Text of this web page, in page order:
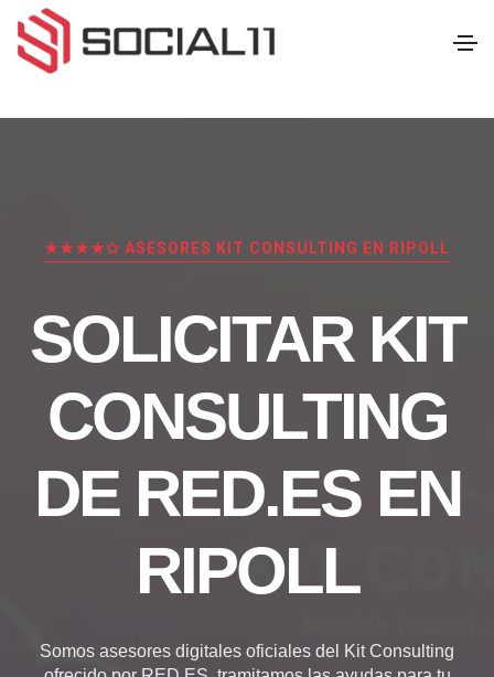
★★★★✩ ASESORES KIT CONSULTING EN RIPOLL
SOLICITAR KIT
CONSULTING
DE RED.ES EN
RIPOLL
Somos asesores digitales oficiales del Kit Consulting